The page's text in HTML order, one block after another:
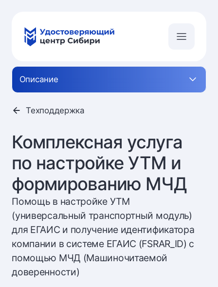
Описание
Техподдержка
Комплексная услуга
по настройке УТМ и
формированию МЧД
Помощь в настройке УТМ
(универсальный транспортный модуль)
для ЕГАИС и получение идентификатора
компании в системе ЕГАИС (FSRAR_ID) с
помощью МЧД (Машиночитаемой
доверенности)